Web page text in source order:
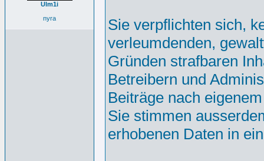
Ulm1i
nyra
Sie verpflichten sich,
verleumdenden,
Gründen strafbaren
Betreibern und
Beiträge nach
Sie stimmen
erhobenen Daten in